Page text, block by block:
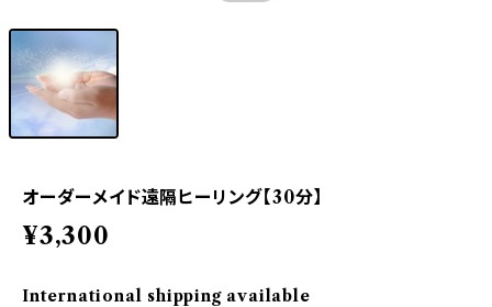
オーダーメイド遠隔ヒーリング【30分】
¥3,300
International shipping available